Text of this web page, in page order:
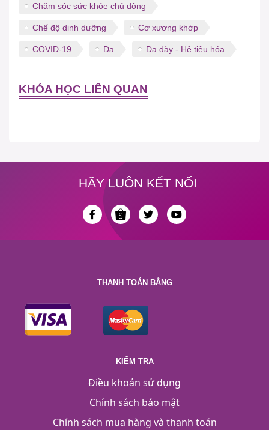
Chăm sóc sức khỏe chủ động
Chế độ dinh dưỡng Cơ xương khớp
COVID-19 Da Dạ dày - Hệ tiêu hóa
KHÓA HỌC LIÊN QUAN
HÃY LUÔN KẾT NỐI
THANH TOÁN BẰNG
KIỂM TRA
Điều khoản sử dụng
Chính sách bảo mật
Chính sách mua hàng và thanh toán